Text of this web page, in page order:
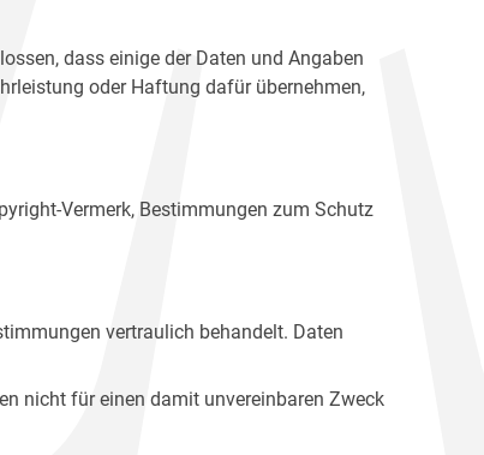
dass einige der Daten und Angaben
oder Haftung dafür übernehmen,
Vermerk, Bestimmungen zum Schutz
vertraulich behandelt. Daten
nicht für einen damit unvereinbaren Zweck